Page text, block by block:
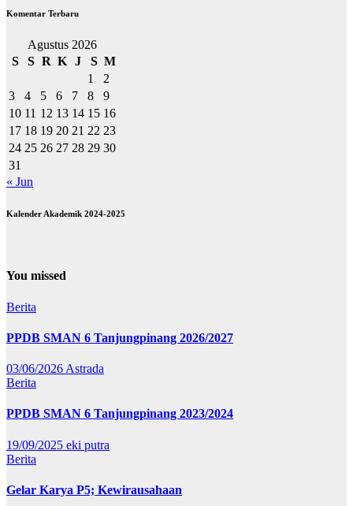
Komentar Terbaru
Agustus 2026
S
S R K J S M
1
2
3
4 5 6 7 8
9
10 11 12 13 14 15 16
17 18 19 20 21 22 23
24 25 26 27 28 29 30
31
« Jun
Kalender Akademik 2024-2025
You missed
Berita
PPDB SMAN 6 Tanjungpinang 2026/2027
03/06/2026 Astrada
Berita
PPDB SMAN 6 Tanjungpinang 2023/2024
19/09/2025 eki putra
Berita
Gelar Karya P5; Kewirausahaan